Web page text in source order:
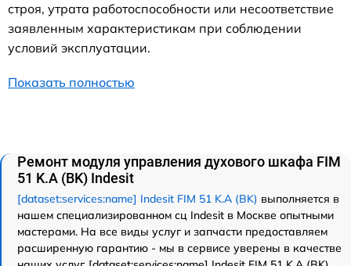
строя, утрата работоспособности или несоответствие
заявленным характеристикам при соблюдении
условий эксплуатации.
Показать полностью
Ремонт модуля управления духового шкафа FIM
51 K.A (BK) Indesit
[dataset:services:name] Indesit FIM 51 K.A (BK) выполняется в
нашем специализированном сц Indesit в Москве опытными
мастерами. На все виды услуг и запчасти предоставляем
расширенную гарантию - мы в сервисе уверены в качестве